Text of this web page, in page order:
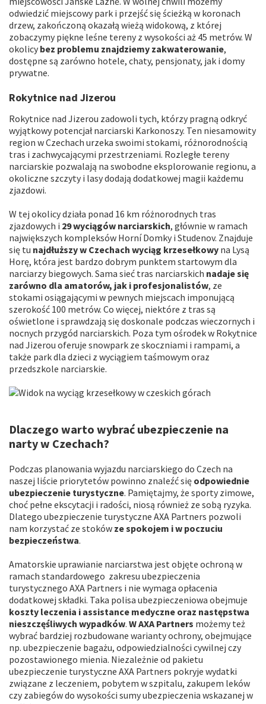
odwiedzić miejscowy park i przejść się ścieżką w koronach
drzew, zakończoną okazałą wieżą widokową, z której
zobaczymy piękne leśne tereny z wysokości aż 45 metrów. W
okolicy bez problemu znajdziemy zakwaterowanie,
dostępne są zarówno hotele, chaty, pensjonaty, jak i domy
prywatne.
Rokytnice nad Jizerou
Rokytnice nad Jizerou zadowoli tych, którzy pragną odkryć
wyjątkowy potencjał narciarski Karkonoszy. Ten niesamowity
region w Czechach urzeka swoimi stokami, różnorodnością
tras i zachwycającymi przestrzeniami. Rozległe tereny
narciarskie pozwalają na swobodne eksplorowanie regionu, a
okoliczne szczyty i lasy dodają dodatkowej magii każdemu
zjazdowi.
W tej okolicy działa ponad 16 km różnorodnych tras
zjazdowych i 29 wyciągów narciarskich, głównie w ramach
największych kompleksów Horní Domky i Studenov. Znajduje
się tu najdłuższy w Czechach wyciąg krzesełkowy na Lysą
Horę, która jest bardzo dobrym punktem startowym dla
narciarzy biegowych. Sama sieć tras narciarskich nadaje się
zarówno dla amatorów, jak i profesjonalistów, ze
stokami osiągającymi w pewnych miejscach imponującą
szerokość 100 metrów. Co więcej, niektóre z tras są
oświetlone i sprawdzają się doskonale podczas wieczornych i
nocnych przygód narciarskich. Poza tym ośrodek w Rokytnice
nad Jizerou oferuje snowpark ze skoczniami i rampami, a
także park dla dzieci z wyciągiem taśmowym oraz
przedszkole narciarskie.
Dlaczego warto wybrać ubezpieczenie na
narty w Czechach?
Podczas planowania wyjazdu narciarskiego do Czech na
naszej liście priorytetów powinno znaleźć się odpowiednie
ubezpieczenie turystyczne. Pamiętajmy, że sporty zimowe,
choć pełne ekscytacji i radości, niosą również ze sobą ryzyka.
Dlatego ubezpieczenie turystyczne AXA Partners pozwoli
nam korzystać ze stoków ze spokojem i w poczuciu
bezpieczeństwa.
Amatorskie uprawianie narciarstwa jest objęte ochroną w
ramach standardowego zakresu ubezpieczenia
turystycznego AXA Partners i nie wymaga opłacenia
dodatkowej składki. Taka polisa ubezpieczeniowa obejmuje
koszty leczenia i assistance medyczne oraz następstwa
nieszczęśliwych wypadków. W AXA Partners możemy też
wybrać bardziej rozbudowane warianty ochrony, obejmujące
np. ubezpieczenie bagażu, odpowiedzialności cywilnej czy
pozostawionego mienia. Niezależnie od pakietu
ubezpieczenie turystyczne AXA Partners pokryje wydatki
związane z leczeniem, pobytem w szpitalu, zakupem leków
czy zabiegów do wysokości sumy ubezpieczenia wskazanej w